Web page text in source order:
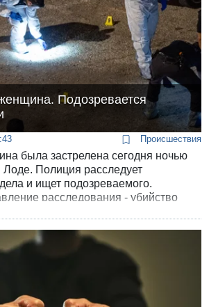
Подозревается
Происшествия
была застрелена сегодня ночью
Полиция расследует
и ищет подозреваемого.
расследования - убийство